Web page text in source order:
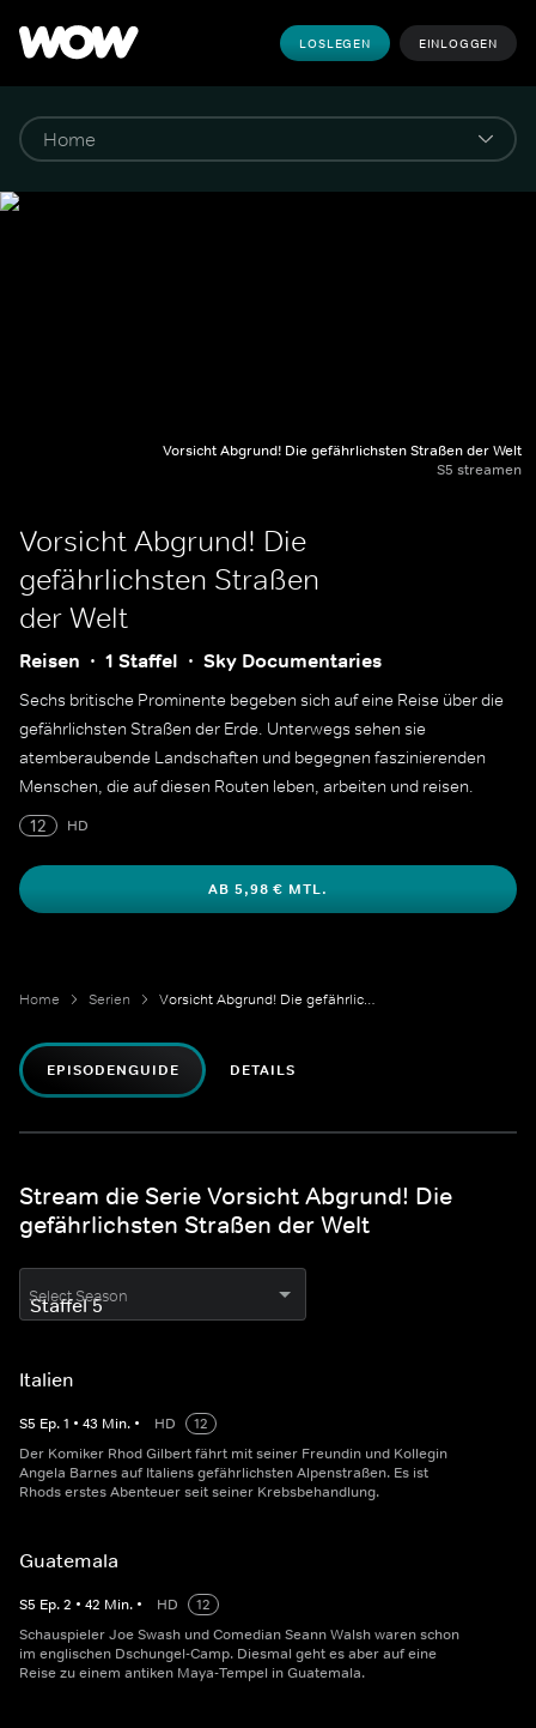
LOSLEGEN EINLOGGEN
Vorsicht Abgrund! Die gefährlichsten Straßen der Welt
S5 streamen
Vorsicht Abgrund! Die
gefährlichsten Straßen
der Welt
Reisen 1 Staffel Sky Documentaries
Sechs britische Prominente begeben sich auf eine Reise über die
gefährlichsten Straßen der Erde. Unterwegs sehen sie
atemberaubende Landschaften und begegnen faszinierenden
Menschen, die auf diesen Routen leben, arbeiten und reisen.
12
HD
AB 5,98 € MTL.
Home Serien Vorsicht Abgrund! Die gefährlichsten Straßen der Welt
EPISODENGUIDE DETAILS
Stream die Serie Vorsicht Abgrund! Die
gefährlichsten Straßen der Welt
Select Season
Italien
S5 Ep.1 • 43 Min. • HD
12
Der Komiker Rhod Gilbert fährt mit seiner Freundin und Kollegin
Angela Barnes auf Italiens gefährlichsten Alpenstraßen. Es ist
Rhods erstes Abenteuer seit seiner Krebsbehandlung.
Guatemala
S5 Ep.2 • 42 Min. • HD
12
Schauspieler Joe Swash und Comedian Seann Walsh waren schon
im englischen Dschungel-Camp. Diesmal geht es aber auf eine
Reise zu einem antiken Maya-Tempel in Guatemala.